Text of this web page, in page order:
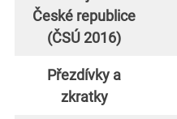
České republice
(ČSÚ 2016)
Přezdívky a
zkratky